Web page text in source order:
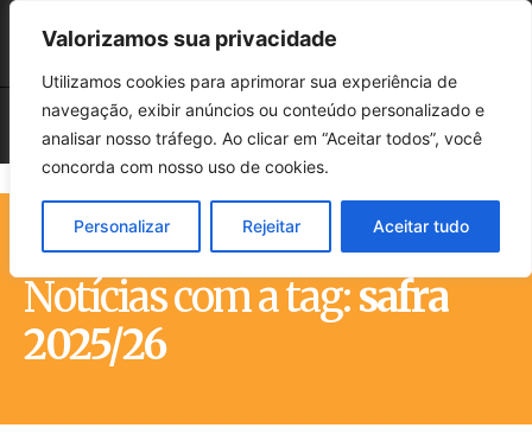
Valorizamos sua privacidade
Utilizamos cookies para aprimorar sua experiência de
navegação, exibir anúncios ou conteúdo personalizado e
analisar nosso tráfego. Ao clicar em “Aceitar todos”, você
concorda com nosso uso de cookies.
Personalizar Rejeitar Aceitar tudo
Notícias com a tag:safra
2025/26